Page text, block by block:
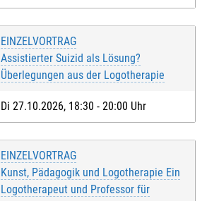
EINZELVORTRAG
Assistierter Suizid als Lösung?
Überlegungen aus der Logotherapie
Di 27.10.2026, 18:30 - 20:00 Uhr
EINZELVORTRAG
Kunst, Pädagogik und Logotherapie Ein
Logotherapeut und Professor für